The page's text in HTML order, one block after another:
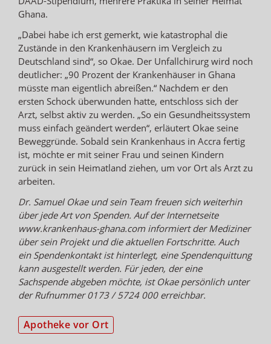
Ghana.
„Dabei habe ich erst gemerkt, wie katastrophal die
Zustände in den Krankenhäusern im Vergleich zu
Deutschland sind“, so Okae. Der Unfallchirurg wird noch
deutlicher: „90 Prozent der Krankenhäuser in Ghana
müsste man eigentlich abreißen.“ Nachdem er den
ersten Schock überwunden hatte, entschloss sich der
Arzt, selbst aktiv zu werden. „So ein Gesundheitssystem
muss einfach geändert werden“, erläutert Okae seine
Beweggründe. Sobald sein Krankenhaus in Accra fertig
ist, möchte er mit seiner Frau und seinen Kindern
zurück in sein Heimatland ziehen, um vor Ort als Arzt zu
arbeiten.
Dr. Samuel Okae und sein Team freuen sich weiterhin
über jede Art von Spenden. Auf der Internetseite
www.krankenhaus-ghana.com informiert der Mediziner
über sein Projekt und die aktuellen Fortschritte. Auch
ein Spendenkontakt ist hinterlegt, eine Spendenquittung
kann ausgestellt werden. Für jeden, der eine
Sachspende abgeben möchte, ist Okae persönlich unter
der Rufnummer 0173 / 5724 000 erreichbar.
Apotheke vor Ort